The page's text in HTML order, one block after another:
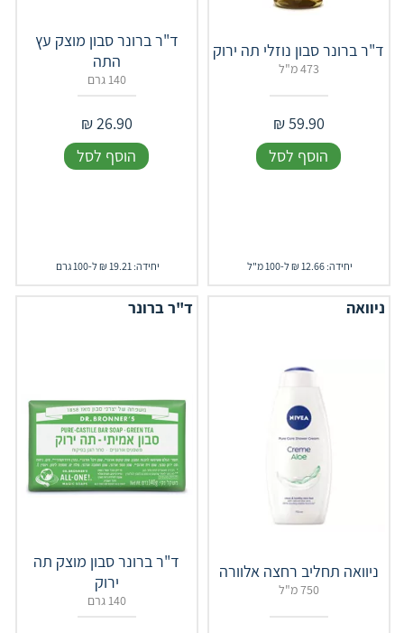
ד"ר ברונר סבון נוזלי תה ירוק
473 מ"ל
59.90
₪
הוסף לסל
יחידה: 12.66 ₪ ל-100 מ"ל
ד"ר ברונר סבון מוצק עץ
התה
140 גרם
26.90
₪
הוסף לסל
יחידה: 19.21 ₪ ל-100 גרם
ניוואה
ניוואה תחליב רחצה אלוורה
750 מ"ל
ד"ר ברונר
ד"ר ברונר סבון מוצק תה
ירוק
140 גרם